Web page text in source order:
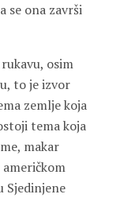
se ona završi
osim
to je izvor
zemlje koja
tema koja
makar
Sjedinjene